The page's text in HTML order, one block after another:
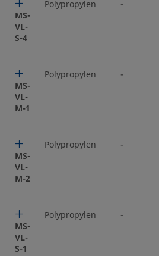
MS-
VL-
S-4
Polypropylen -
MS-
VL-
M-1
Polypropylen -
MS-
VL-
M-2
Polypropylen -
MS-
VL-
S-1
Polypropylen -